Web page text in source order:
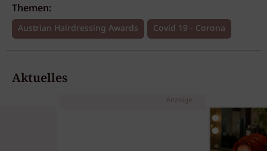
Themen:
Austrian Hairdressing Awards Covid 19 - Corona
Aktuelles
Anzeige